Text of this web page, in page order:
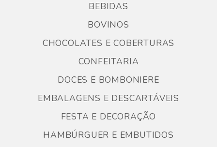
BEBIDAS
BOVINOS
CHOCOLATES E COBERTURAS
CONFEITARIA
DOCES E BOMBONIERE
EMBALAGENS E DESCARTÁVEIS
FESTA E DECORAÇÃO
HAMBÚRGUER E EMBUTIDOS